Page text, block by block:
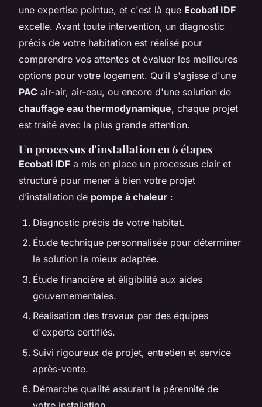
une expertise pointue, et c'est là que Ecobati IDF
excelle. Avant toute intervention, un diagnostic
précis de votre habitation est réalisé pour
comprendre vos attentes et évaluer les meilleures
options pour votre logement. Qu'il s'agisse d'une
PAC air-air, air-eau, ou encore d'une solution de
chauffage eau thermodynamique, chaque projet
est traité avec la plus grande attention.
Un processus d'installation en 6 étapes
Ecobati IDF a mis en place un processus clair et
structuré pour mener à bien votre projet
d’installation de pompe à chaleur :
Diagnostic précis de votre habitat.
Étude technique personnalisée pour déterminer
la solution la mieux adaptée.
Étude financière et éligibilité aux aides
gouvernementales.
Réalisation des travaux par des équipes
d'experts certifiés.
Suivi rigoureux de projet, entretien et service
après-vente.
Démarche qualité assurant la pérennité de